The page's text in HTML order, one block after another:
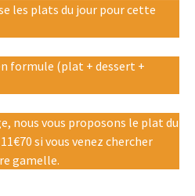
les plats du jour pour cette
formule (plat + dessert +
nous vous proposons le plat du
si vous venez chercher
gamelle.